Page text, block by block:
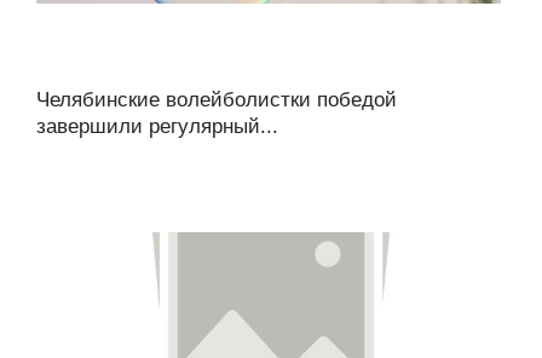
Челябинские волейболистки победой
завершили регулярный...